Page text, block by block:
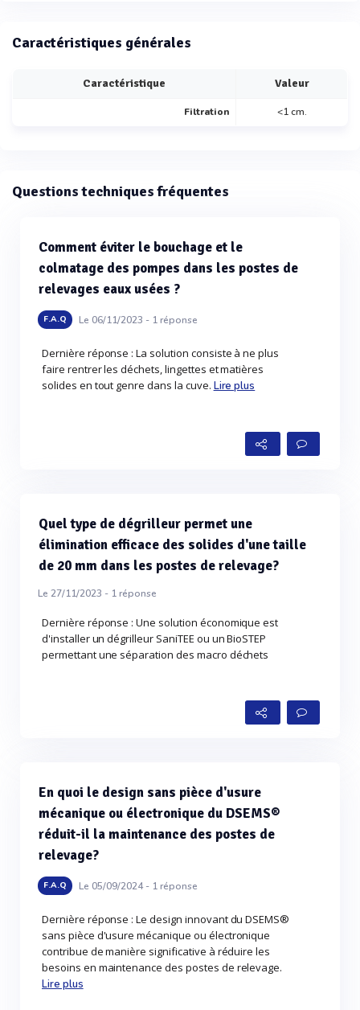
Caractéristiques générales
Caractéristique Valeur
Filtration <1 cm.
Questions techniques fréquentes
Comment éviter le bouchage et le
colmatage des pompes dans les postes de
relevages eaux usées ?
F.A.Q Le 06/11/2023 - 1réponse
Dernière réponse : La solution consiste à ne plus
faire rentrer les déchets, lingettes et matières
solides en tout genre dans la cuve. Lire plus
Quel type de dégrilleur permet une
élimination efficace des solides d'une taille
de 20 mm dans les postes de relevage?
Le 27/11/2023 - 1réponse
Dernière réponse : Une solution économique est
d'installer un dégrilleur SaniTEE ou un BioSTEP
permettant une séparation des macro déchets
En quoi le design sans pièce d'usure
mécanique ou électronique du DSEMS®
réduit-il la maintenance des postes de
relevage?
F.A.Q Le 05/09/2024 - 1réponse
Dernière réponse : Le design innovant du DSEMS®
sans pièce d'usure mécanique ou électronique
contribue de manière significative à réduire les
besoins en maintenance des postes de relevage.
Lire plus